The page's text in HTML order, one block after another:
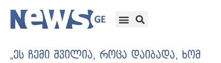
„ეს ჩემი შვილია, როცა დაიბადა, ხომ